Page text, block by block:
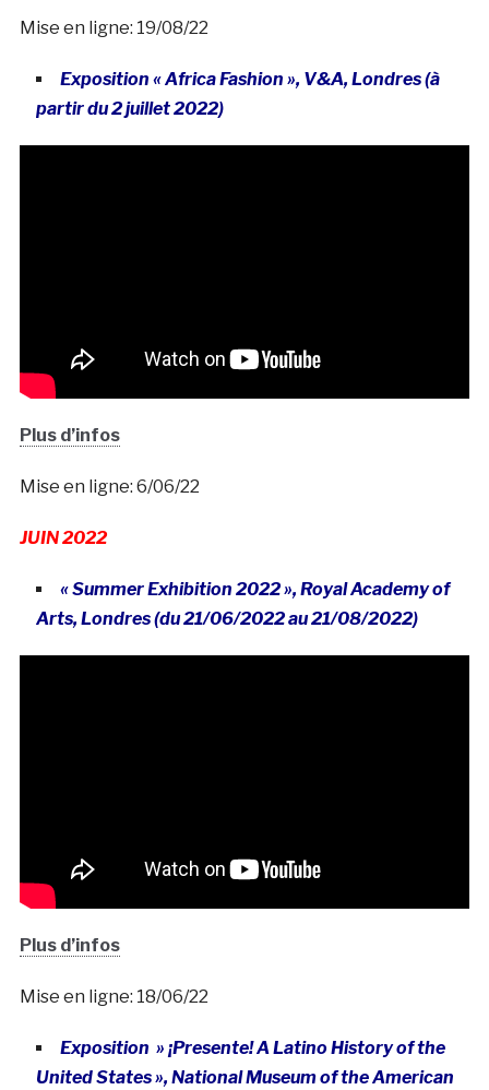
Mise en ligne: 19/08/22
Exposition « Africa Fashion », V&A, Londres (à
partir du 2 juillet 2022)
Plus d’infos
Mise en ligne: 6/06/22
JUIN 2022
« Summer Exhibition 2022 », Royal Academy of
Arts, Londres (du 21/06/2022 au 21/08/2022)
Plus d’infos
Mise en ligne: 18/06/22
Exposition » ¡Presente! A Latino History of the
United States », National Museum of the American